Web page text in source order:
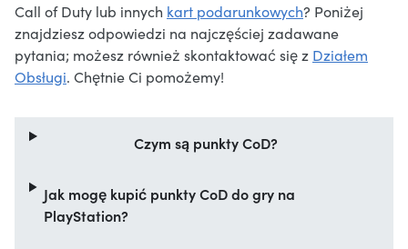
Call of Duty lub innych kart podarunkowych? Poniżej
znajdziesz odpowiedzi na najczęściej zadawane
pytania; możesz również skontaktować się z Działem
Obsługi. Chętnie Ci pomożemy!
Czym są punkty CoD?
Jak mogę kupić punkty CoD do gry na
PlayStation?